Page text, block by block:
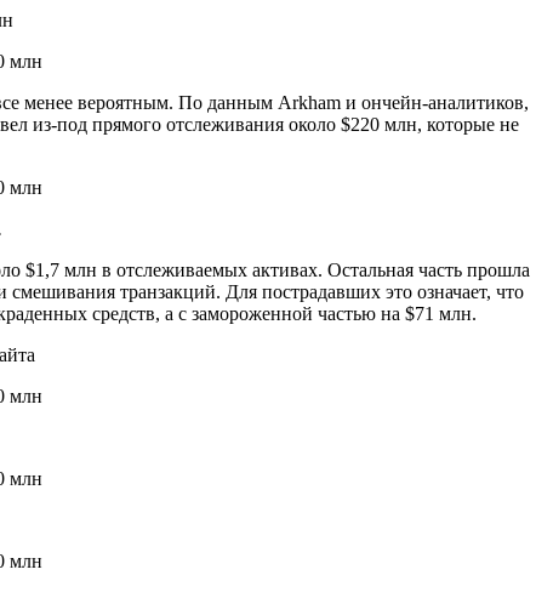
менее вероятным. По данным Arkham и ончейн-аналитиков,
из-под прямого отслеживания около $220 млн, которые не
$1,7 млн в отслеживаемых активах. Остальная часть прошла
транзакций. Для пострадавших это означает, что
средств, а с замороженной частью на $71 млн.